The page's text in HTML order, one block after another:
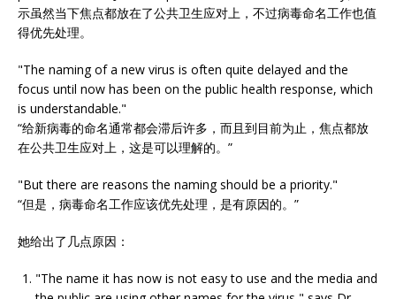
示虽然当下焦点都放在了公共卫生应对上，不过病毒命名工作也值
得优先处理。
"The naming of a new virus is often quite delayed and the
focus until now has been on the public health response, which
is understandable."
“给新病毒的命名通常都会滞后许多，而且到目前为止，焦点都放
在公共卫生应对上，这是可以理解的。”
"But there are reasons the naming should be a priority."
“但是，病毒命名工作应该优先处理，是有原因的。”
她给出了几点原因：
"The name it has now is not easy to use and the media and